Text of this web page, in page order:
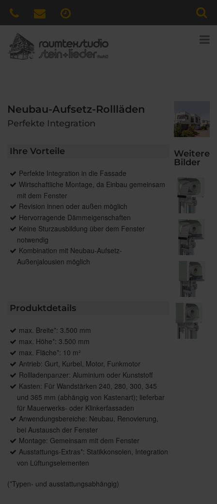
Neubau-Aufsetz-Rollläden
Perfekte Integration
Ihre Vorteile
Perfekte Integration in die Fassade
Wirtschaftliche Montage, da Einbau gemeinsam
mit dem Fenster
Revision innen oder außen möglich
Hervorragende Dämmeigenschaften
Keine Sturzausbildung über dem Fenster
notwendig
Kombination mit Neubau-Aufsetz-
Außenjalousien möglich
Produktdetails
max. Breite*: 3.500 mm
max. Höhe*: 3.500 mm
max. Fläche*: 10 m²
Antrieb: Gurt, Kurbel, Motor, Funkmotor
Rollladenpanzer: Aluminium oder Kunststoff
Kasten: Für Wandstärken 240, 280, 300, 345
und 365 mm (abhängig von Kastenart); lieferbar
für Mauerwerks- oder Klinkerfassaden
Anwendungsbereiche: Neubau, Renovierung,
bei Austausch der Fenster
Montage: Gemeinsam mit dem Fenster
Ausstattungs-Extras*: Statikkonsolen, Integration
von Lüftungselementen
(*Typen- und ausstattungsabhängig)
Weitere
Bilder